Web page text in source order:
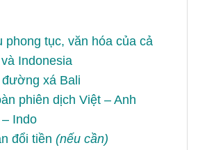
phong tục, văn hóa của cả
Indonesia
đường xá Bali
phiên dịch Việt – Anh
Indo
đổi tiền (nếu cần)